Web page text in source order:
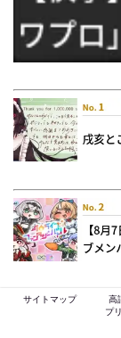
サイトマップ
高
プ